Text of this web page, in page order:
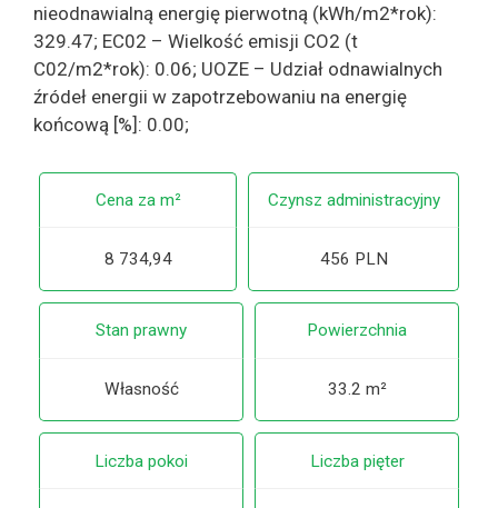
nieodnawialną energię pierwotną (kWh/m2*rok):
329.47; EC02 – Wielkość emisji CO2 (t
C02/m2*rok): 0.06; UOZE – Udział odnawialnych
źródeł energii w zapotrzebowaniu na energię
końcową [%]: 0.00;
Cena za m²
8 734,94
Czynsz administracyjny
456 PLN
Stan prawny
Własność
Powierzchnia
33.2 m²
Liczba pokoi Liczba pięter